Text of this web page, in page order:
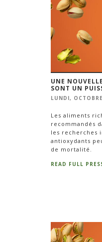
UNE
SONT UN
LUNDI,
Les aliments
recommandés
les recherches
antioxydants
de mortalité.
READ FULL